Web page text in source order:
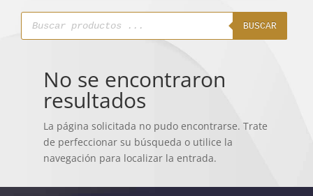
Búsqueda
productos
BUSCAR
No se encontraron
resultados
La página solicitada no pudo encontrarse. Trate
de perfeccionar su búsqueda o utilice la
navegación para localizar la entrada.